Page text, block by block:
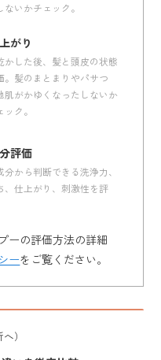
ないかチェック。
がり
かした後、髪と頭皮の状態
。髪のまとまりやパサつ
肌がかゆくなったしないか
ック。
評価
分から判断できる洗浄力、
、仕上がり、刺激性を評
ーの評価方法の詳細
ーをご覧ください。
）